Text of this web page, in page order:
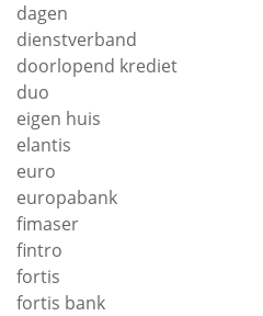
dagen
dienstverband
doorlopend krediet
duo
eigen huis
elantis
euro
europabank
fimaser
fintro
fortis
fortis bank